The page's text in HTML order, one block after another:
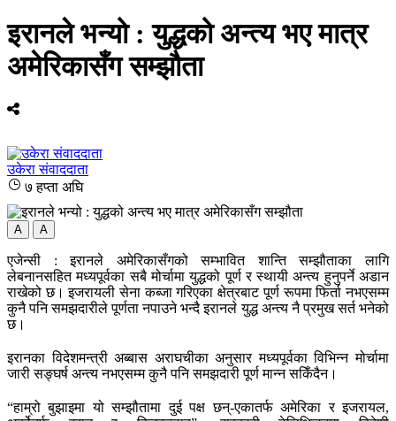
इरानले भन्यो : युद्धको अन्त्य भए मात्र
अमेरिकासँग सम्झौता
उकेरा संवाददाता
७ हप्ता अघि
A A
एजेन्सी : इरानले अमेरिकासँगको सम्भावित शान्ति सम्झौताका लागि
लेबनानसहित मध्यपूर्वका सबै मोर्चामा युद्धको पूर्ण र स्थायी अन्त्य हुनुपर्ने अडान
राखेको छ। इजरायली सेना कब्जा गरिएका क्षेत्रबाट पूर्ण रूपमा फिर्ता नभएसम्म
कुनै पनि समझदारीले पूर्णता नपाउने भन्दै इरानले युद्ध अन्त्य नै प्रमुख सर्त भनेको
छ।
इरानका विदेशमन्त्री अब्बास अराघचीका अनुसार मध्यपूर्वका विभिन्न मोर्चामा
जारी सङ्घर्ष अन्त्य नभएसम्म कुनै पनि समझदारी पूर्ण मान्न सकिँदैन।
“हाम्रो बुझाइमा यो सम्झौतामा दुई पक्ष छन्-एकातर्फ अमेरिका र इजरायल,